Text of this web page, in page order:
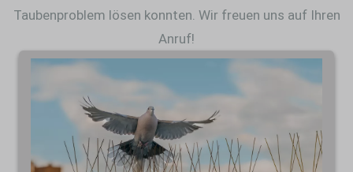
Taubenproblem lösen konnten. Wir freuen uns auf Ihren
Anruf!